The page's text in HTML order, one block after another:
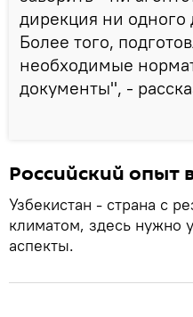
дирекция ни одного
Более того,
необходимые
документы", -
Российский опыт
Узбекистан - страна с
климатом, здесь нужно
аспекты.